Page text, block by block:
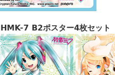
7 B2ポスター4枚セット